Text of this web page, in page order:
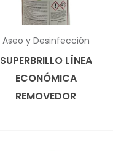
Aseo y Desinfección
SUPERBRILLO LÍNEA
ECONÓMICA
REMOVEDOR